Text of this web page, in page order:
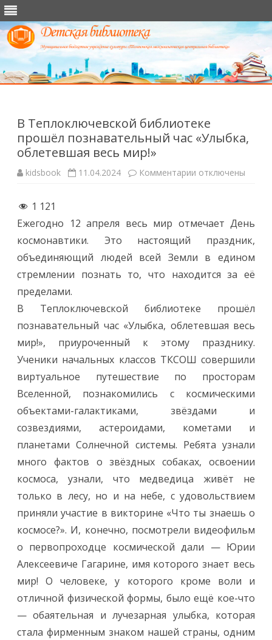
В Теплоключевской библиотеке
прошёл познавательный час «Улыбка,
облетевшая весь мир!»
kidsbook 11.04.2024 Комментарии к
познавательный
«Улыбка,
облетевшая
весь
отключены
1 121
Ежегодно 12 апреля весь мир отмечает День
космонавтики. Это настоящий праздник,
объединяющий людей всей Земли в едином
стремлении познать то, что находится за её
пределами.
В Теплоключевской библиотеке прошёл
познавательный час «Улыбка, облетевшая весь
мир!», приуроченный к этому празднику.
Ученики начальных классов ТКСОШ совершили
виртуальное путешествие по просторам
Вселенной, познакомились с космическими
объектами-галактиками, звёздами и
созвездиями, астероидами, кометами и
планетами Солнечной системы. Ребята узнали
много фактов о звёздных собаках, освоении
космоса, узнали, что медведица живёт не
только в лесу, но и на небе, с удовольствием
приняли участие в викторине «Что ты знаешь о
космосе?». И, конечно, посмотрели видеофильм
о первопроходце космической дали — Юрии
Алексеевиче Гагарине, имя которого знает весь
мир! О человеке, у которого кроме воли и
отличной физической формы, было ещё кое-что
— обаятельная и лучезарная улыбка, которая
стала фирменным знаком нашей страны, одним